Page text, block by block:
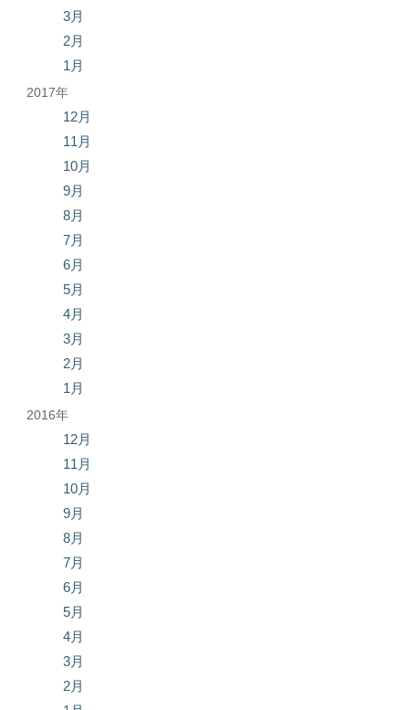
3月
2月
1月
2017年
12月
11月
10月
9月
8月
7月
6月
5月
4月
3月
2月
1月
2016年
12月
11月
10月
9月
8月
7月
6月
5月
4月
3月
2月